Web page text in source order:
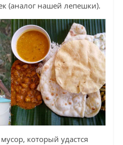
(аналог нашей лепешки).
который удастся